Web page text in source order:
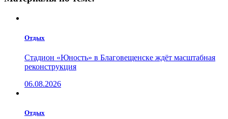
Отдых
Стадион «Юность» в Благовещенске ждёт масштабная
реконструкция
06.08.2026
Отдых